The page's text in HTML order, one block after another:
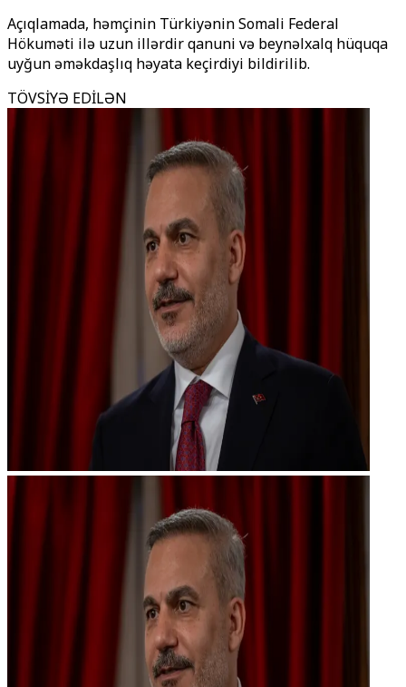
Açıqlamada, həmçinin Türkiyənin Somali Federal
Hökuməti ilə uzun illərdir qanuni və beynəlxalq hüquqa
uyğun əməkdaşlıq həyata keçirdiyi bildirilib.
TÖVSİYƏ EDİLƏN